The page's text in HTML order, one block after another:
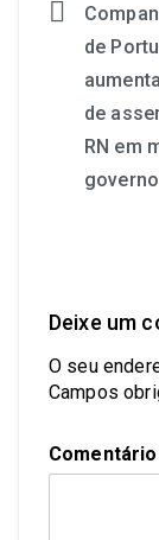
de
de
RN em
governo
Deixe um
O seu
Campos
Comentário